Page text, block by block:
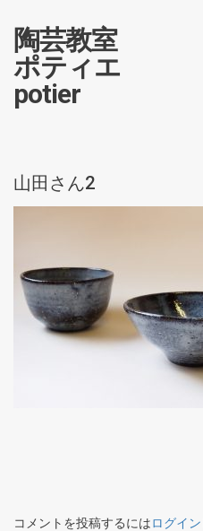
陶芸教室
ポティエ
potier
山田さん2
コメントを投稿するにはログイン